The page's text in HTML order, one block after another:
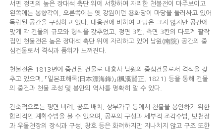
서면 정면의 높은 장대석 축단 위에 서향하여 자리한 천불전이 마주보이고
왼쪽에는 봉향각이, 오른쪽에는 옛 강원이던 용화당이 마당을 둘러싸고 있어
독립된 공간을 구성하고 있다. 대웅전에 비하여 마당은 크지 않지만 공간에
맞게 각 건물의 규모와 형식을 갖추었고, 정면 3칸, 측면 3칸의 다포계 팔작
집인 천불전은 높은 장대석 축단 위에 자리하고 있어 남원(南院) 공간의 중
심건물로서 격식과 품위가 느껴진다.
천불전은 1813년에 중건된 건물로 대흥사 남원의 중심건물로서 격식을 갖
추고 있으며, 「일본표해록(日本漂海錄)」(楓溪賢正, 1821) 등을 통해 건물
의 중건과 천불 조성 및 봉안의 역사를 명확히 알 수 있다.
건축적으로는 평면 비례, 공포 배치, 상부가구 등에서 천불을 봉안하기 위한
합리적인 계획수법을 볼 수 있으며, 공포의 구성과 세부적 조각수법, 빗천장
과 우물천장의 장식과 구성, 창호 등은 화려하지만 지나치지 않고 구조 또한